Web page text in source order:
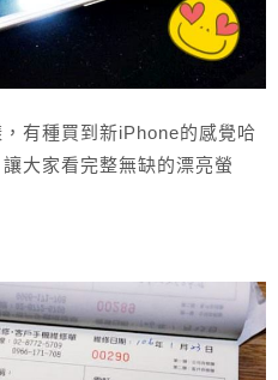
有種買到新iPhone的感覺哈
大家看完整無缺的漂亮螢